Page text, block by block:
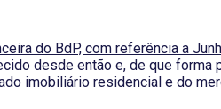
do BdP, com referência a
desde então e, de que forma
imobiliário residencial e do